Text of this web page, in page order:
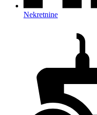
Nekretnine